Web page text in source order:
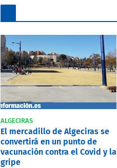
ALGECIRAS
El mercadillo de Algeciras se
convertirá en un punto de
vacunación contra el Covid y la
gripe